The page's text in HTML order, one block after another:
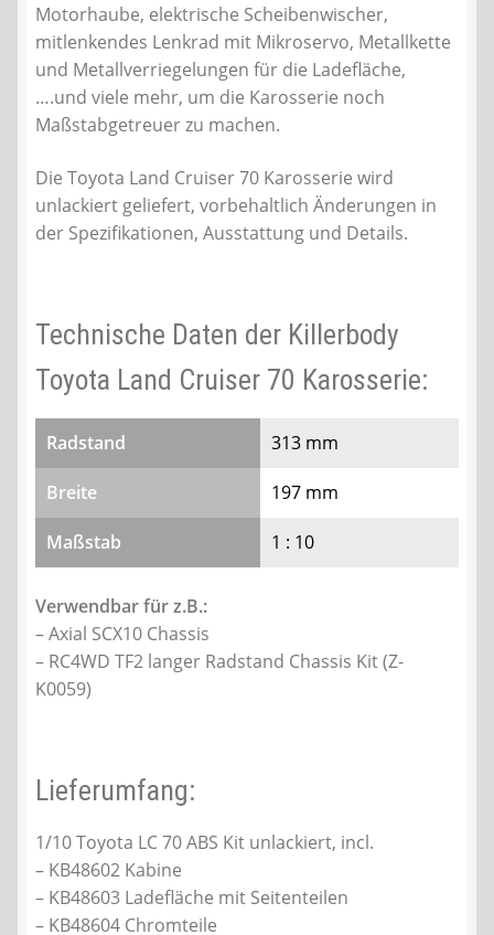
Motorhaube, elektrische Scheibenwischer,
mitlenkendes Lenkrad mit Mikroservo, Metallkette
und Metallverriegelungen für die Ladefläche,
….und viele mehr, um die Karosserie noch
Maßstabgetreuer zu machen.
Die Toyota Land Cruiser 70 Karosserie wird
unlackiert geliefert, vorbehaltlich Änderungen in
der Spezifikationen, Ausstattung und Details.
Technische Daten der Killerbody
Toyota Land Cruiser 70 Karosserie:
Radstand 313 mm
Breite 197 mm
Maßstab 1 : 10
Verwendbar für z.B.:
– Axial SCX10 Chassis
– RC4WD TF2 langer Radstand Chassis Kit (Z-
K0059)
Lieferumfang:
1/10 Toyota LC 70 ABS Kit unlackiert, incl.
– KB48602 Kabine
– KB48603 Ladefläche mit Seitenteilen
– KB48604 Chromteile